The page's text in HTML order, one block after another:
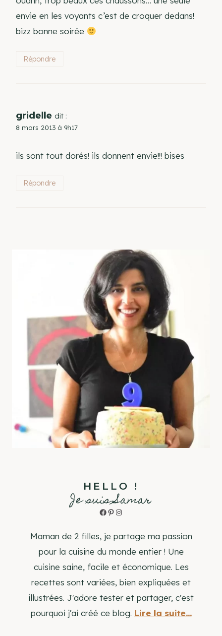
envie en les voyants c’est de croquer dedans!
bizz bonne soirée
Répondre
gridelle dit :
8 mars 2013 à 9h17
ils sont tout dorés! ils donnent envie!!! bises
Répondre
HELLO !
Je suis Samar
Facebook
Pinterest
Instagram
Maman de 2 filles, je partage ma passion
pour la cuisine du monde entier ! Une
cuisine saine, facile et économique. Les
recettes sont variées, bien expliquées et
illustrées. J'adore tester et partager, c'est
pourquoi j'ai créé ce blog. Lire la suite...